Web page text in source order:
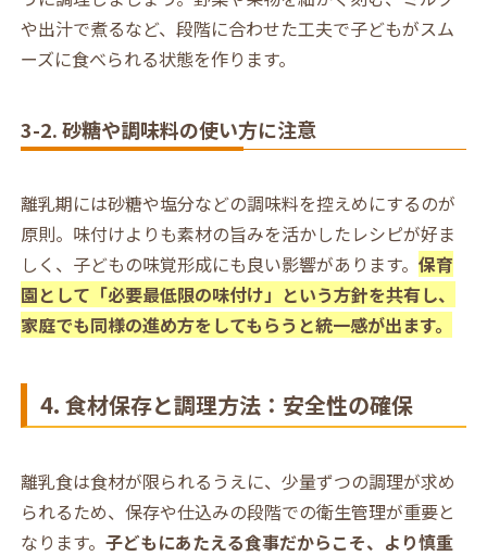
や出汁で煮るなど、段階に合わせた工夫で子どもがスム
ーズに食べられる状態を作ります。
3-2. 砂糖や調味料の使い方に注意
離乳期には砂糖や塩分などの調味料を控えめにするのが
原則。味付けよりも素材の旨みを活かしたレシピが好ま
しく、子どもの味覚形成にも良い影響があります。 保育
園として「必要最低限の味付け」という方針を共有し、
家庭でも同様の進め方をしてもらうと統一感が出ます。
4. 食材保存と調理方法：安全性の確保
離乳食は食材が限られるうえに、少量ずつの調理が求め
られるため、保存や仕込みの段階での衛生管理が重要と
なります。 子どもにあたえる食事だからこそ、より慎重